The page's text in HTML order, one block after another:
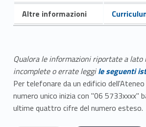
Altre informazioni
Qualora le informazioni riportate a
incomplete o errate leggile seguenti
Per telefonare da un edificio
numero unico inizia con "06 5733xxxx"
ultime quattro cifre del numero esteso.